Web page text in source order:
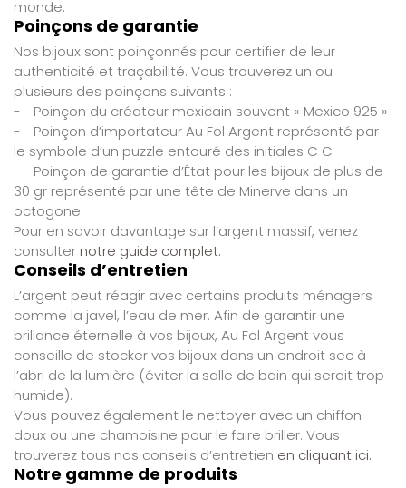
monde.
Poinçons de garantie
Nos bijoux sont poinçonnés pour certifier de leur
authenticité et traçabilité. Vous trouverez un ou
plusieurs des poinçons suivants :
-
Poinçon du créateur mexicain souvent « Mexico 925 »
-
Poinçon d’importateur Au Fol Argent représenté par
le symbole d’un puzzle entouré des initiales C C
-
Poinçon de garantie d’État pour les bijoux de plus de
30 gr représenté par une tête de Minerve dans un
octogone
Pour en savoir davantage sur l’argent massif, venez
consulter notre guide complet.
Conseils d’entretien
L’argent peut réagir avec certains produits ménagers
comme la javel, l’eau de mer. Afin de garantir une
brillance éternelle à vos bijoux, Au Fol Argent vous
conseille de stocker vos bijoux dans un endroit sec à
l’abri de la lumière (éviter la salle de bain qui serait trop
humide).
Vous pouvez également le nettoyer avec un chiffon
doux ou une chamoisine pour le faire briller. Vous
trouverez tous nos conseils d’entretien en cliquant ici.
Notre gamme de produits